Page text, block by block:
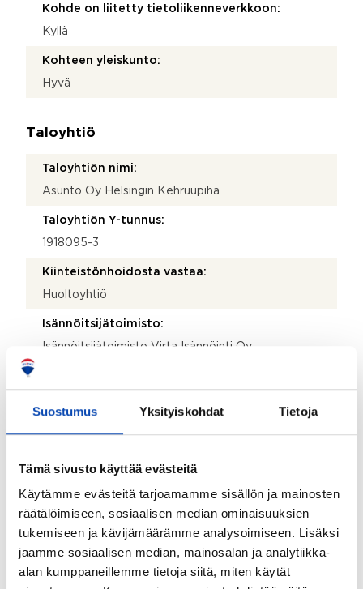
Suostumus Yksityiskohdat Tietoja
Tämä sivusto käyttää evästeitä
Käytämme evästeitä tarjoamamme sisällön ja mainosten
räätälöimiseen, sosiaalisen median ominaisuuksien
tukemiseen ja kävijämäärämme analysoimiseen. Lisäksi
jaamme sosiaalisen median, mainosalan ja analytiikka-
alan kumppaneillemme tietoja siitä, miten käytät
Kohde on liitetty tietoliikenneverkkoon:
Kyllä
Kohteen yleiskunto:
Hyvä
Taloyhtiö
Taloyhtiön nimi:
Asunto Oy Helsingin Kehruupiha
Taloyhtiön Y-tunnus:
1918095-3
Kiinteistönhoidosta vastaa:
Huoltoyhtiö
Isännöitsijätoimisto:
Isännöitsijätoimisto Virta Isännöinti Oy
Postinumero:
02100